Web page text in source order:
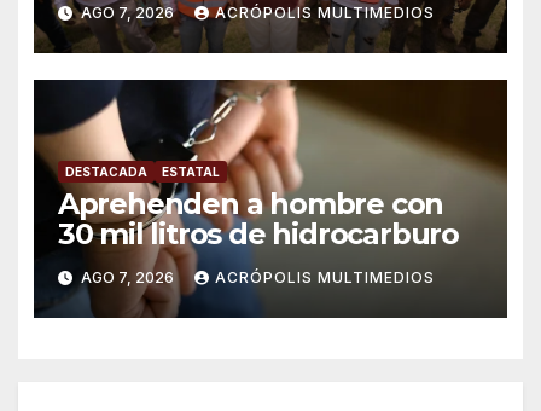
AGO 7, 2026 ACRÓPOLIS MULTIMEDIOS
DESTACADA ESTATAL
Aprehenden a hombre con
30 mil litros de hidrocarburo
AGO 7, 2026 ACRÓPOLIS MULTIMEDIOS